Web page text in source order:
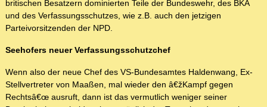
britischen Besatzern dominierten Teile der Bundeswehr, des BKA
und des Verfassungsschutzes, wie z.B. auch den jetzigen
Parteivorsitzenden der NPD.
Seehofers neuer Verfassungsschutzchef
Wenn also der neue Chef des VS-Bundesamtes Haldenwang, Ex-
Stellvertreter von Maaßen, mal wieder den â€žKampf gegen
Rechtsâ€œ ausruft, dann ist das vermutlich weniger seiner